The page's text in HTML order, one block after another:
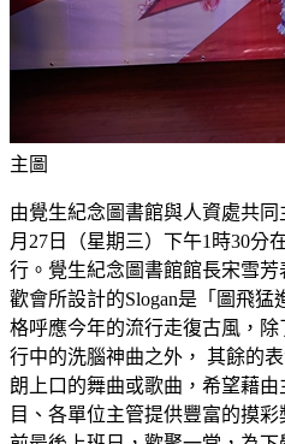
主圖
由覺生紀念圖書館與人資處共
月27日（星期三）下午1時30分
行。覺生紀念圖書館館長宋雪
歡會所設計的Slogan是「圖飛
格呼應今年的流行走復古風，
行中的洗腦神曲之外， 其餘的
朗上口的舞曲或歌曲，希望藉
目、各單位主管提供豐富的摸